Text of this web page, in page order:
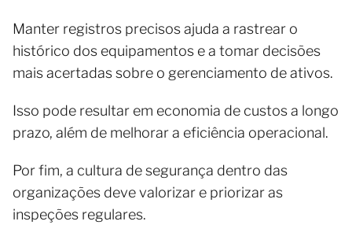
Manter registros precisos ajuda a rastrear o
histórico dos equipamentos e a tomar decisões
mais acertadas sobre o gerenciamento de ativos.
Isso pode resultar em economia de custos a longo
prazo, além de melhorar a eficiência operacional.
Por fim, a cultura de segurança dentro das
organizações deve valorizar e priorizar as
inspeções regulares.